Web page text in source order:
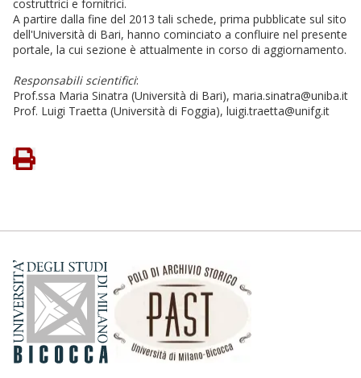
costruttrici e fornitrici.
A partire dalla fine del 2013 tali schede, prima pubblicate sul sito
dell'Università di Bari, hanno cominciato a confluire nel presente
portale, la cui sezione è attualmente in corso di aggiornamento.
Responsabili scientifici:
Prof.ssa Maria Sinatra (Università di Bari), maria.sinatra@uniba.it
Prof. Luigi Traetta (Università di Foggia), luigi.traetta@unifg.it